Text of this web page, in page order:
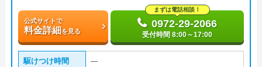
公式サイトで
料金詳細を見る
まずは電話相談！
0972-29-2066
受付時間 8:00～17:00
駆けつけ時間 ―